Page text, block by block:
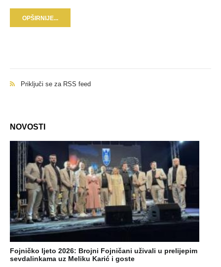
OPŠIRNIJE...
Priključi se za RSS feed
NOVOSTI
Fojničko ljeto 2026: Brojni Fojničani uživali u prelijepim
sevdalinkama uz Meliku Karić i goste